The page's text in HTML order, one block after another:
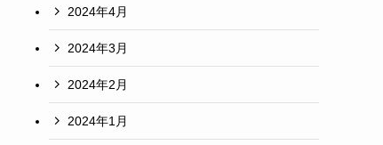
2024年4月
2024年3月
2024年2月
2024年1月